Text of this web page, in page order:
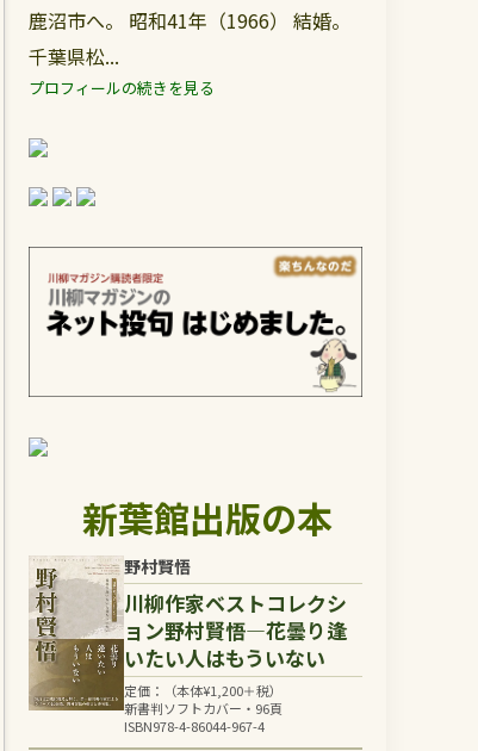
鹿沼市へ。 昭和41年（1966） 結婚。
千葉県松...
プロフィールの続きを見る
新葉館出版の本
野村賢悟
川柳作家ベストコレクシ
ョン野村賢悟―花曇り逢
いたい人はもういない
定価：（本体¥1,200＋税）
新書判ソフトカバー・96頁
ISBN978-4-86044-967-4